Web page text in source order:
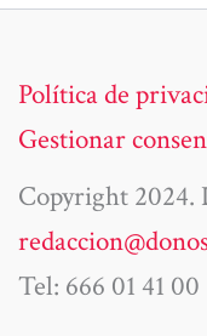
Política de
Gestionar
Copyright 2024.
Tel: 666 01 41 00